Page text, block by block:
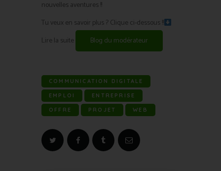
nouvelles aventures !!
Tu veux en savoir plus ? Clique ci-dessous !!
Lire la suite
Blog du modérateur
COMMUNICATION DIGITALE
EMPLOI ENTREPRISE
OFFRE PROJET WEB